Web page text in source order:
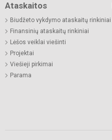
Ataskaitos
Biudžeto vykdymo ataskaitų rinkiniai
Finansinių ataskaitų rinkiniai
Lėšos veiklai viešinti
Projektai
Viešieji pirkimai
Parama